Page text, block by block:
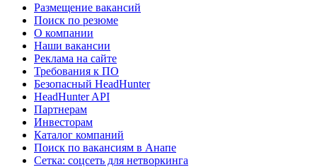
Размещение вакансий
Поиск по резюме
О компании
Наши вакансии
Реклама на сайте
Требования к ПО
Безопасный HeadHunter
HeadHunter API
Партнерам
Инвесторам
Каталог компаний
Поиск по вакансиям в Анапе
Сетка: соцсеть для нетворкинга